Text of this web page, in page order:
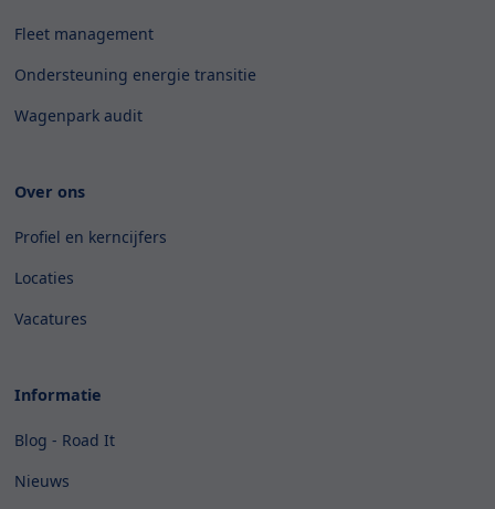
Fleet management
Ondersteuning energie transitie
Wagenpark audit
Over ons
Profiel en kerncijfers
Locaties
Vacatures
Informatie
Blog - Road It
Nieuws